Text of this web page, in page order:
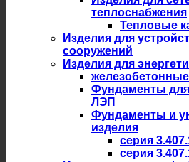
теплоснабжения
Тепловые
Изделия для
сооружений
Изделия для
Фундаменты
ЛЭП
Фундаменты и
изделия
серия
серия